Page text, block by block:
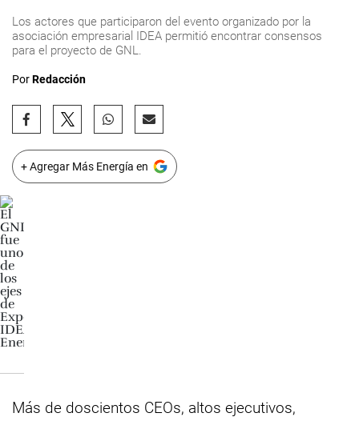
Los actores que participaron del evento organizado por la
asociación empresarial IDEA permitió encontrar consensos
para el proyecto de GNL.
PorRedacción
+ Agregar Más Energía en
Más de doscientos CEOs, altos ejecutivos,